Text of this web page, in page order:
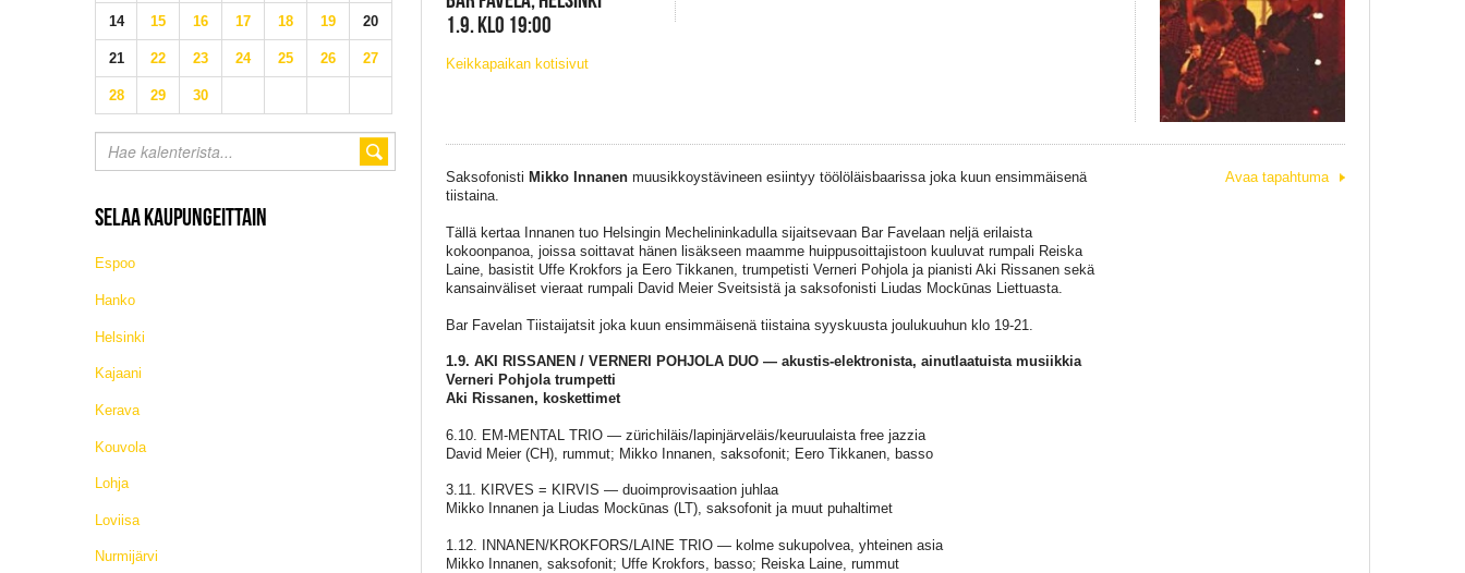
14 15 16 17 18 19 20
21 22 23 24 25 26 27
28 29 30
SELAA KAUPUNGEITTAIN
Espoo
Hanko
Helsinki
Kajaani
Kerava
Kouvola
Lohja
Loviisa
Nurmijärvi
1.9. KLO 19:00
Keikkapaikan kotisivut
Saksofonisti Mikko Innanenmuusikkoystävineen esiintyy töölöläisbaarissa joka kuun ensimmäisenä
tiistaina.
Tällä kertaa Innanen tuo Helsingin Mechelininkadulla sijaitsevaan Bar Favelaan neljä erilaista
kokoonpanoa, joissa soittavat hänen lisäkseen maamme huippusoittajistoon kuuluvat rumpali Reiska
Laine, basistit Uffe Krokfors ja Eero Tikkanen, trumpetisti Verneri Pohjola ja pianisti Aki Rissanen sekä
kansainväliset vieraat rumpali David Meier Sveitsistä ja saksofonisti Liudas Mockūnas Liettuasta.
Bar Favelan Tiistaijatsit joka kuun ensimmäisenä tiistaina syyskuusta joulukuuhun klo 19-21.
1.9. AKI RISSANEN / VERNERI POHJOLA DUO — akustis-elektronista, ainutlaatuista musiikkia
Verneri Pohjola trumpetti
Aki Rissanen, koskettimet
6.10. EM-MENTAL TRIO — zürichiläis/lapinjärveläis/keuruulaista free jazzia
David Meier (CH), rummut; Mikko Innanen, saksofonit; Eero Tikkanen, basso
3.11. KIRVES = KIRVIS — duoimprovisaation juhlaa
Mikko Innanen ja Liudas Mockūnas (LT), saksofonit ja muut puhaltimet
1.12. INNANEN/KROKFORS/LAINE TRIO — kolme sukupolvea, yhteinen asia
Mikko Innanen, saksofonit; Uffe Krokfors, basso; Reiska Laine, rummut
Avaa tapahtuma